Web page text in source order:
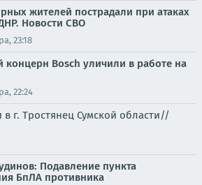
жителей пострадали при атаках
Новости СВО
23:18
концерн Bosch уличили в работе на
22:24
г. Тростянец Сумской области//
Подавление пункта
БпЛА противника